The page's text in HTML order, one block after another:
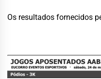
Os resultados fornecidos